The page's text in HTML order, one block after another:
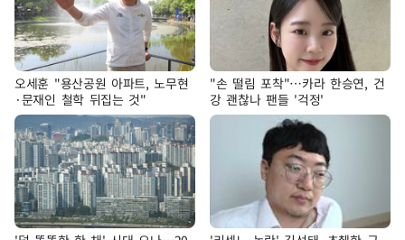
오세훈 "용산공원 아파트, 노무현
·문재인 철학 뒤집는 것"
"손 떨림 포착"…카라 한승연, 건
강 괜찮나 팬들 '걱정'